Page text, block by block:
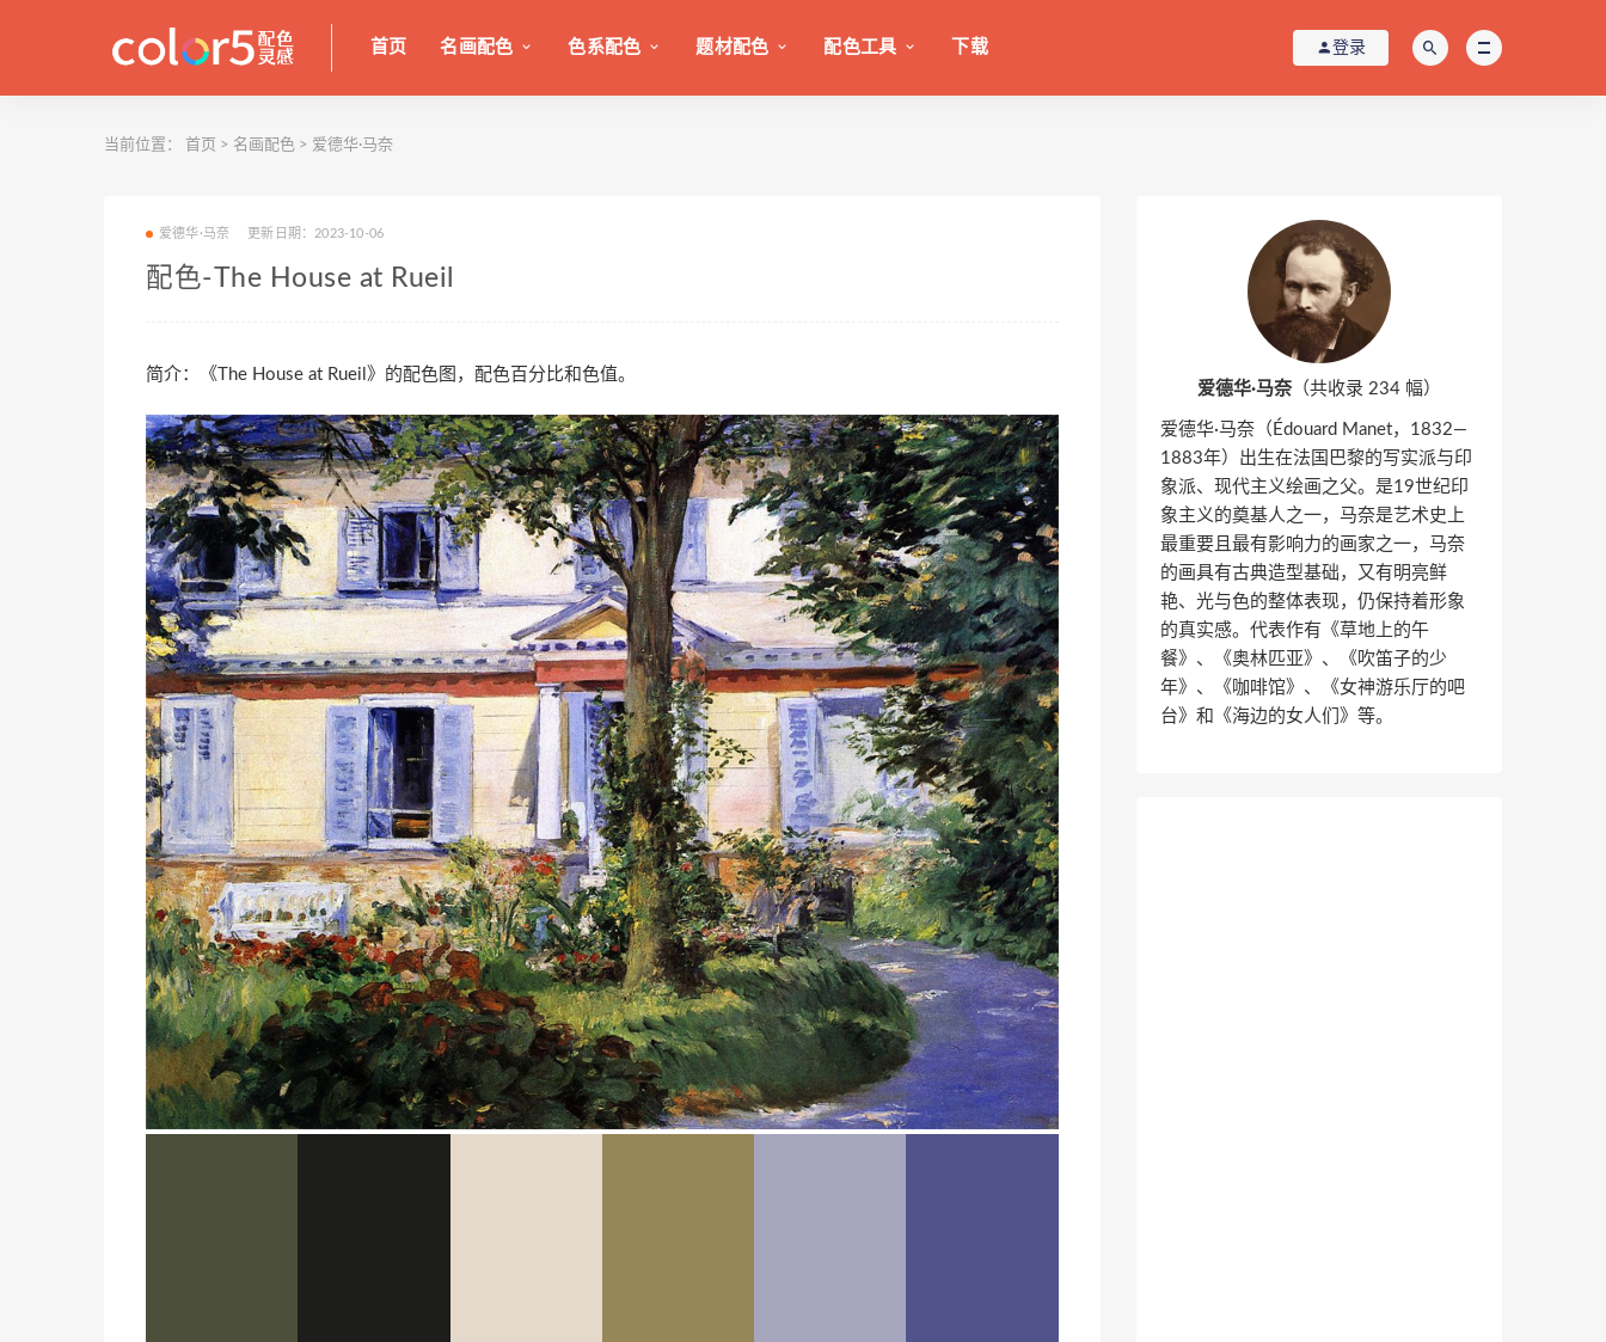
首页 名画配色 色系配色 题材配色 配色工具 下载 登录
当前位置： 首页 > 名画配色 > 爱德华·马奈
爱德华·马奈 更新日期：2023-10-06
配色-The House at Rueil
简介：《The House at Rueil》的配色图，配色百分比和色值。
爱德华·马奈（共收录 234 幅）
爱德华·马奈（Édouard Manet，1832—
1883年）出生在法国巴黎的写实派与印
象派、现代主义绘画之父。是19世纪印
象主义的奠基人之一，马奈是艺术史上
最重要且最有影响力的画家之一，马奈
的画具有古典造型基础，又有明亮鲜
艳、光与色的整体表现，仍保持着形象
的真实感。代表作有《草地上的午
餐》、《奥林匹亚》、《吹笛子的少
年》、《咖啡馆》、《女神游乐厅的吧
台》和《海边的女人们》等。